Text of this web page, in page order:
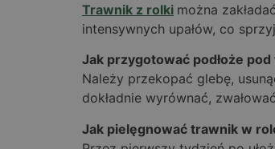
Trawnik z rolki można
intensywnych upałów, co
Jak przygotować podłoże
Należy przekopać glebę,
dokładnie wyrównać,
Jak pielęgnować trawnik w